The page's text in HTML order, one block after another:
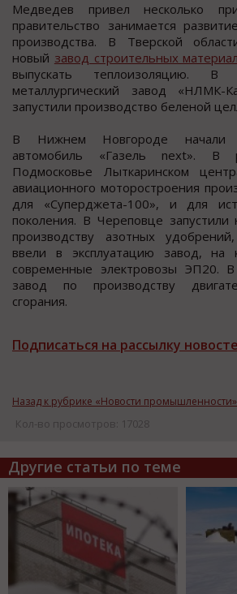
Медведев привел несколько
правительство занимается
производства. В Тверской
новый завод строительных
выпускать теплоизоляцию. В
металлургический завод «НЛМК-
запустили производство беленой
В Нижнем Новгороде начали
автомобиль «Газель next». В
Подмосковье Лыткаринском
авиационного моторостроения
для «Суперджета-100», и для
поколения. В Череповце запустили
производству азотных
ввели в эксплуатацию завод, на
современные электровозы ЭП20. В
завод по производству
сгорания.
Подписаться на рассылку
Назад к рубрике «Новости промышленности»
Кол-во просмотров: 17028
Другие статьи по теме